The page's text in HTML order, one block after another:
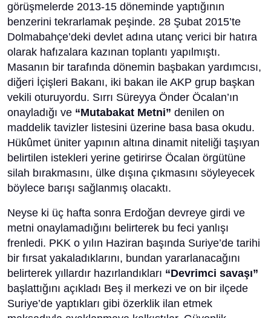
görüşmelerde 2013-15 döneminde yaptığının
benzerini tekrarlamak peşinde. 28 Şubat 2015’te
Dolmabahçe’deki devlet adına utanç verici bir hatıra
olarak hafızalara kazınan toplantı yapılmıştı.
Masanın bir tarafında dönemin başbakan yardımcısı,
diğeri İçişleri Bakanı, iki bakan ile AKP grup başkan
vekili oturuyordu. Sırrı Süreyya Önder Öcalan’ın
onayladığı ve “Mutabakat Metni” denilen on
maddelik tavizler listesini üzerine basa basa okudu.
Hükûmet üniter yapının altına dinamit niteliği taşıyan
belirtilen istekleri yerine getirirse Öcalan örgütüne
silah bırakmasını, ülke dışına çıkmasını söyleyecek
böylece barışı sağlanmış olacaktı.
Neyse ki üç hafta sonra Erdoğan devreye girdi ve
metni onaylamadığını belirterek bu feci yanlışı
frenledi. PKK o yılın Haziran başında Suriye’de tarihi
bir fırsat yakaladıklarını, bundan yararlanacağını
belirterek yıllardır hazırlandıkları “Devrimci savaşı”
başlattığını açıkladı Beş il merkezi ve on bir ilçede
Suriye’de yaptıkları gibi özerklik ilan etmek